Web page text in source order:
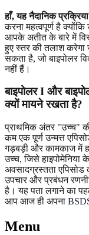
हाँ, यह नैदानिक
करना महत्वपूर्ण है
आपके अतीत के बारे में
हुए स्तर की तलाश करेगा
सकता है, जो बाइपोलर
नहीं हैं।
बाइपोलर I और
क्यों मायने रखता है?
प्राथमिक अंतर "उच्च"
कम एक पूर्ण उन्मत्त
गड़बड़ी और कामकाज में
उच्च, जिसे
अवसादग्रस्तता
उपचार और प्रबंधन
है। यह पता लगाने का
आप आज ही अपना
Menu